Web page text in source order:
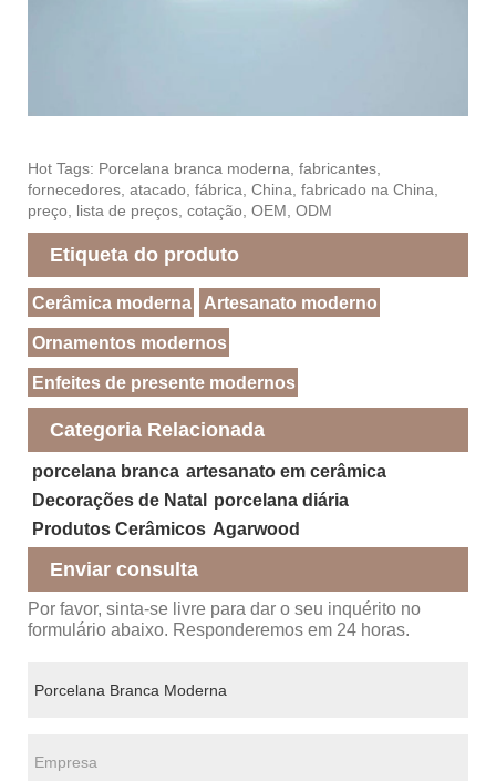
Hot Tags: Porcelana branca moderna, fabricantes,
fornecedores, atacado, fábrica, China, fabricado na China,
preço, lista de preços, cotação, OEM, ODM
Etiqueta do produto
Cerâmica moderna Artesanato moderno
Ornamentos modernos
Enfeites de presente modernos
Categoria Relacionada
porcelana branca artesanato em cerâmica
Decorações de Natal
porcelana diária
Produtos Cerâmicos Agarwood
Enviar consulta
Por favor, sinta-se livre para dar o seu inquérito no
formulário abaixo. Responderemos em 24 horas.